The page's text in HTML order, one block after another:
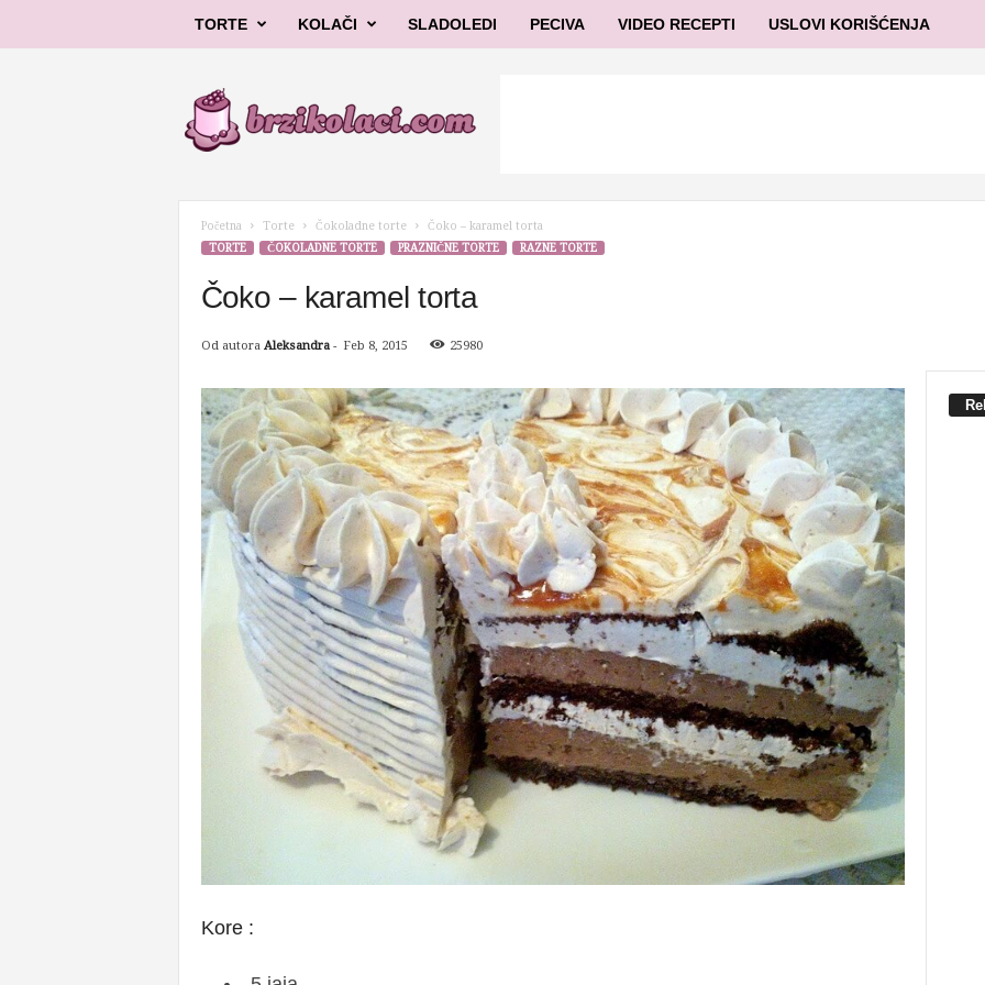
TORTE KOLAČI SLADOLEDI PECIVA VIDEO RECEPTI USLOVI KORIŠĆENJA
l
Početna Torte Čokoladne torte
Čoko – karamel torta
TORTE
ČOKOLADNE TORTE PRAZNIČNE TORTE RAZNE TORTE
Čoko – karamel torta
Od autora Aleksandra- Feb 8, 2015 25980
Kore :